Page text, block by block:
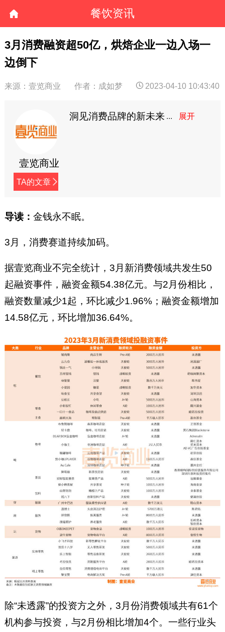
餐饮资讯
3月消费融资超50亿，烘焙企业一边入场一
边倒下
来源：壹览商业 作者：成如梦 2023-04-10 10:43:40
壹览商业
TA的文章
洞见消费品牌的新未来
导读： 金钱永不眠。
3月，消费赛道持续加码。
据壹览商业不完全统计，3月新消费领域共发生50
起融资事件，融资金额54.38亿元。与2月份相比，
融资数量减少1起，环比减少1.96%；融资金额增加
14.58亿元，环比增加36.64%。
除“未透露”的投资方之外，3月份消费领域共有61个
机构参与投资，与2月份相比增加4个。一些行业头